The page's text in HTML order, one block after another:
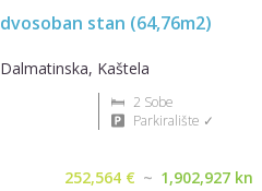
stan (64,76m2)
Kaštela
2 Sobe
Parkiralište ✓
252,564 € ~ 1,902,927 kn